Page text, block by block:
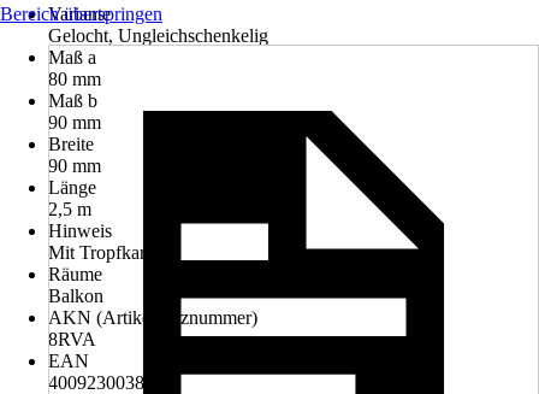
Variante
Gelocht, Ungleichschenkelig
Maß a
80 mm
Maß b
90 mm
Breite
90 mm
Länge
2,5 m
Hinweis
Mit Tropfkante
Räume
Balkon
AKN (Artikelkurznummer)
8RVA
EAN
4009230038339
Bereich überspringen